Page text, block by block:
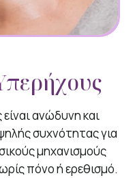
ανώδυνη και
συχνότητας για
μηχανισμούς
πόνο ή ερεθισμό.